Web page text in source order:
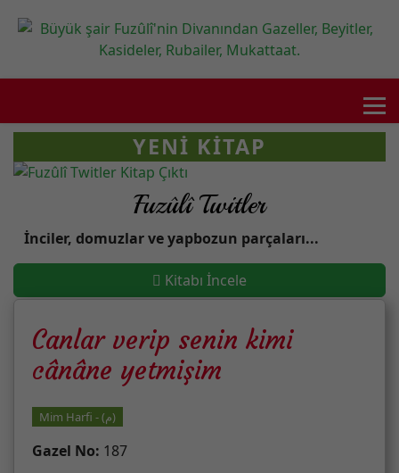
YENI KITAP
Fuzûlî Twitler
İnciler, domuzlar ve yapbozun parçaları...
Kitabı İncele
Canlar verip senin kimi
cânâne yetmişim
Mim Harfi - (م)
Gazel No: 187